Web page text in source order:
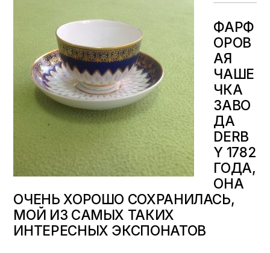
ФАРФ
ОРОВ
АЯ
ЧАШЕ
ЧКА
ЗАВО
ДА
DERB
Y 1782
ГОДА,
ОНА
ОЧЕНЬ ХОРОШО СОХРАНИЛАСЬ,
МОЙ ИЗ САМЫХ ТАКИХ
ИНТЕРЕСНЫХ ЭКСПОНАТОВ